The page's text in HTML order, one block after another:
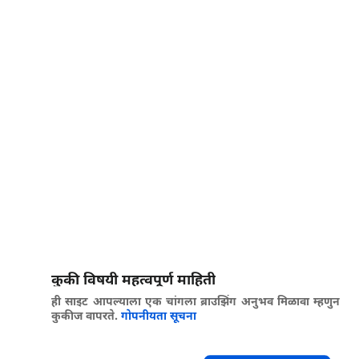
कुकी विषयी महत्वपूर्ण माहिती
ही साइट आपल्याला एक चांगला ब्राउझिंग अनुभव मिळावा म्हणुन
कुकीज वापरते. गोपनीयता सूचना